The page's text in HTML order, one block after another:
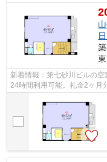
新着情報：第七砂川ビルの
24時間利用可能。礼金2ヶ月